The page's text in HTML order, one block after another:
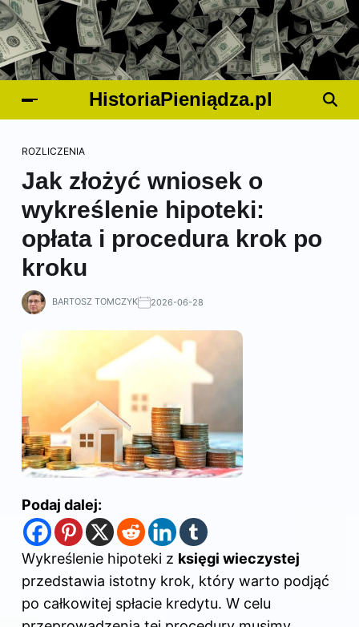
HistoriaPieniądza.pl
ROZLICZENIA
Jak złożyć wniosek o
wykreślenie hipoteki:
opłata i procedura krok po
kroku
BARTOSZ TOMCZYK 2026-06-28
Podaj dalej:
Wykreślenie hipoteki z księgi wieczystej
przedstawia istotny krok, który warto podjąć
po całkowitej spłacie kredytu. W celu